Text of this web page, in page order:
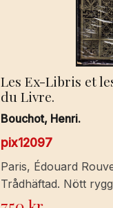
Les Ex-Libris et
du Livre.
Bouchot, Henri.
pix12097
Paris, Édouard
Trådhäftad. Nött